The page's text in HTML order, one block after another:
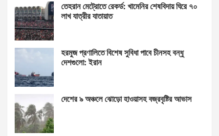
তেহরান মেট্রোতে রেকর্ড: খামেনির শেষবিদায় ঘিরে ৭০
লাখ যাত্রীর যাতায়াত
হরমুজ প্রণালিতে বিশেষ সুবিধা পাবে চীনসহ বন্ধু
দেশগুলো: ইরান
দেশের ৯ অঞ্চলে ঝোড়ো হাওয়াসহ বজ্রবৃষ্টির আভাস